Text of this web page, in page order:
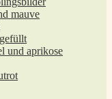
mauve
und aprikose